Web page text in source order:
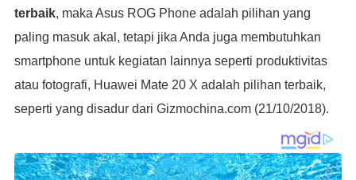
terbaik, maka Asus ROG Phone adalah pilihan yang
paling masuk akal, tetapi jika Anda juga membutuhkan
smartphone untuk kegiatan lainnya seperti produktivitas
atau fotografi, Huawei Mate 20 X adalah pilihan terbaik,
seperti yang disadur dari Gizmochina.com (21/10/2018).